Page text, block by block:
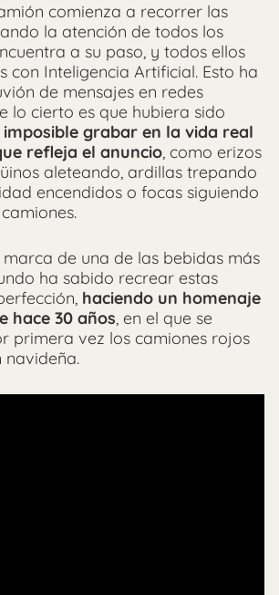
comienza a recorrer las
la atención de todos los
a su paso, y todos ellos
con Inteligencia Artificial. Esto ha
de mensajes en redes
lo cierto es que hubiera sido
grabar en la vida real
refleja el anuncio, como erizos
aleteando, ardillas trepando
encendidos o focas siguiendo
de una de las bebidas más
ha sabido recrear estas
haciendo un homenaje
hace 30 años, en el que se
primera vez los camiones rojos
navideña.